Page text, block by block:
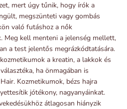
mert úgy tűnik, hogy írók a
megszünteti vagy gombás
való futáshoz a nők
Meg kell menteni a jelenség mellett,
a test jelentős megrázkódtatására.
a kreatin, a lakkok és
ha önmagában is
Kozmetikumok, bézs hajra
jótékony, nagyanyáinkat.
átlagosan hiányzik